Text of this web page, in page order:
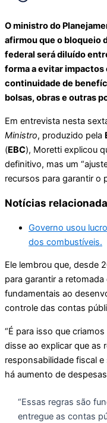
O ministro do
afirmou que o bloqueio
federal será diluído
forma a evitar
continuidade de
bolsas, obras e outras
Em entrevista nesta
Ministro, produzido pela
(EBC), Moretti explicou
definitivo, mas um
recursos para garantir o
Notícias
Governo usou
dos combustíveis.
Ele lembrou que, desde
para garantir a
fundamentais ao
controle das contas
“É para isso que
disse ao explicar que as
responsabilidade fiscal
há aumento de
“Essas regras são
entregue as contas